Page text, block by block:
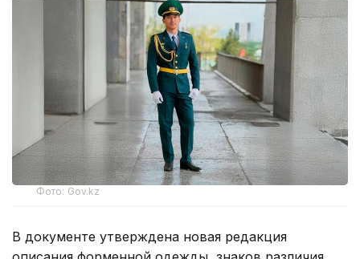
Фото: Gov.kz
В документе утверждена новая редакция